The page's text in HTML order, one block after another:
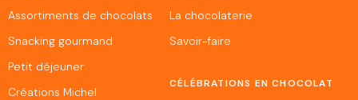
Assortiments de chocolats
Snacking gourmand
Petit déjeuner
Créations Michel
La chocolaterie
Savoir-faire
CÉLÉBRATIONS EN CHOCOLAT